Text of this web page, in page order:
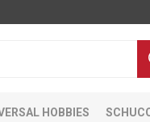
HOBBIES